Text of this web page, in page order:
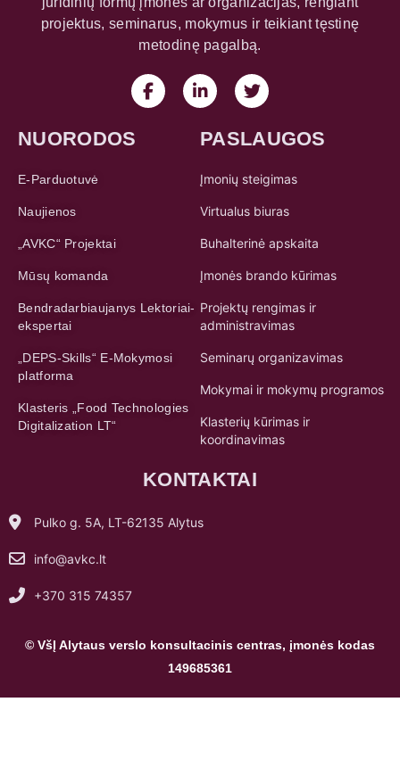
projektus, seminarus, mokymus ir teikiant tęstinę
metodinę pagalbą.
NUORODOS
E-Parduotuvė
Naujienos
„AVKC“ Projektai
Mūsų komanda
Bendradarbiaujanys Lektoriai-
ekspertai
„DEPS-Skills“ E-Mokymosi
platforma
Klasteris „Food Technologies
Digitalization LT“
PASLAUGOS
Įmonių steigimas
Virtualus biuras
Buhalterinė apskaita
Įmonės brando kūrimas
Projektų rengimas ir
administravimas
Seminarų organizavimas
Mokymai ir mokymų programos
Klasterių kūrimas ir
koordinavimas
KONTAKTAI
Pulko g. 5A, LT-62135 Alytus
info@avkc.lt
+370 315 74357
© VšĮ Alytaus verslo konsultacinis centras, įmonės kodas
149685361